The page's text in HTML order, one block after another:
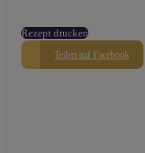
Rezept drucken
Teilen auf Facebook